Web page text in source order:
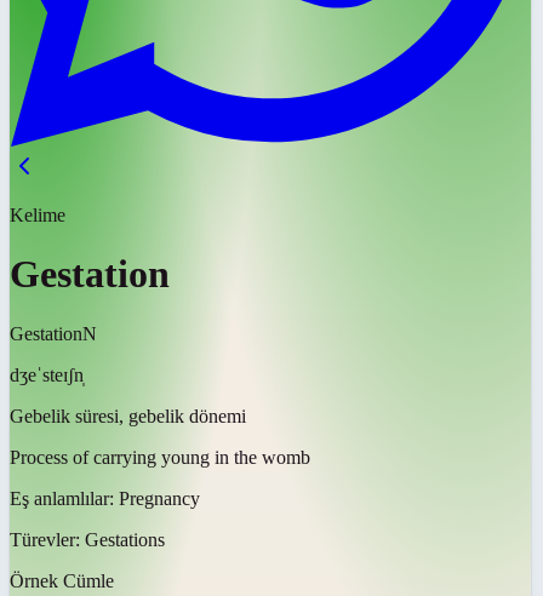
Kelime
Gestation
GestationN
dʒeˈsteɪʃn̩
Gebelik süresi, gebelik dönemi
Process of carrying young in the womb
Eş anlamlılar: Pregnancy
Türevler: Gestations
Örnek Cümle